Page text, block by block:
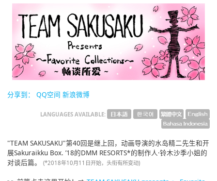
ภาษาไทย
tiéng Viêt
Bahasa Indonesia
分享到： QQ空间 新浪微博
LANGUAGES AVAILABLE:
"TEAM SAKUSAKU"第40回是继上回，动画导演的水岛精二先生和开
展Sakuraikku Box. ’18的DMM RESORTS*的制作人·铃木沙季小姐的
对谈后篇。
(*2018年10月11日开始，头衔有所变动)